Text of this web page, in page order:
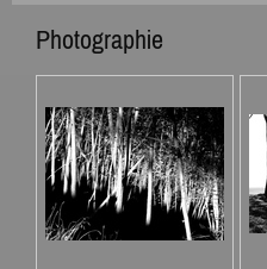
Photographie